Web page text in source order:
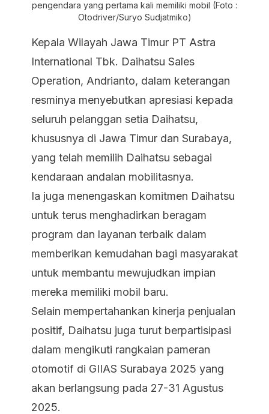
pengendara yang pertama kali memiliki mobil (Foto :
Otodriver/Suryo Sudjatmiko)
Kepala Wilayah Jawa Timur PT Astra
International Tbk. Daihatsu Sales
Operation, Andrianto, dalam keterangan
resminya menyebutkan apresiasi kepada
seluruh pelanggan setia Daihatsu,
khususnya di Jawa Timur dan Surabaya,
yang telah memilih Daihatsu sebagai
kendaraan andalan mobilitasnya.
Ia juga menengaskan komitmen Daihatsu
untuk terus menghadirkan beragam
program dan layanan terbaik dalam
memberikan kemudahan bagi masyarakat
untuk membantu mewujudkan impian
mereka memiliki mobil baru.
Selain mempertahankan kinerja penjualan
positif, Daihatsu juga turut berpartisipasi
dalam mengikuti rangkaian pameran
otomotif di GIIAS Surabaya 2025 yang
akan berlangsung pada 27-31 Agustus
2025.